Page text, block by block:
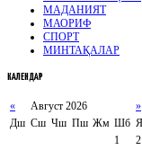
МАДАНИЯТ
МАОРИФ
СПОРТ
МИНТАҚАЛАР
КАЛЕНДАР
« Август 2026
»
Дш Сш Чш Пш Жм Шб
1
2